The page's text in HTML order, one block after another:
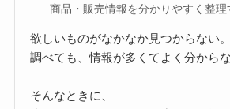
商品・販売情報を分かりやすく整理
欲しいものがなかなか見つからない。
調べても、情報が多くてよく分からな
そんなときに、